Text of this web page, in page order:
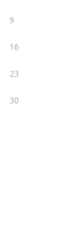
9
16
23
30